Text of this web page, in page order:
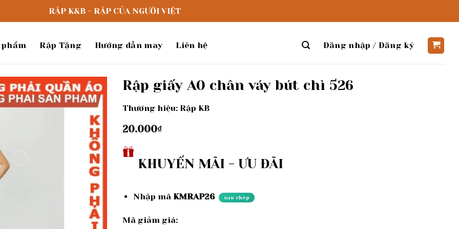
RẬP K&B - RẬP CỦA NGƯỜI VIỆT
phẩm Rập Tặng Hướng dẫn may Liên hệ Đăng nhập / Đăng ký
wishlist
Rập giấy A0 chân váy bút chì 526
Thương hiệu: Rập KB
20.000₫
KHUYẾN MÃI - ƯU ĐÃI
Nhập mã KMRAP26 sao chép
Mã giảm giá: